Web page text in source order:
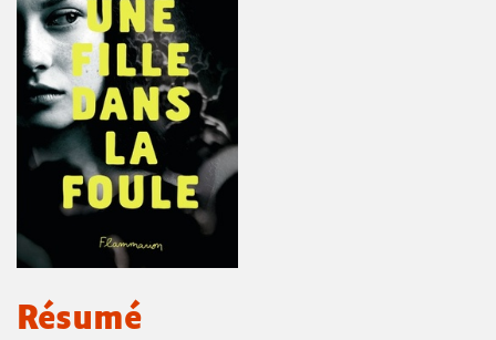
Résumé